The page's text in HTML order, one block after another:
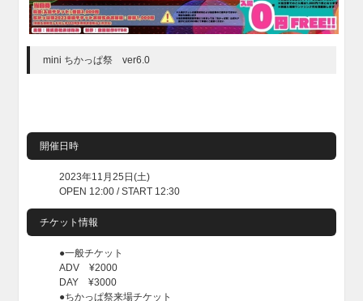
mini ちかっぱ祭 ver6.0
開催日時
2023年11月25日(土)
OPEN 12:00 / START 12:30
チケット情報
●一般チケット
ADV ¥2000
DAY ¥3000
●ちかっぱ祭来場チケット